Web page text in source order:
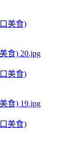
食) 20.jpg
食) 19.jpg